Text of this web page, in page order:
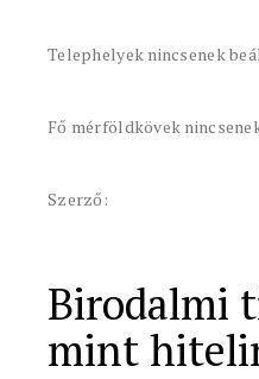
Telephelyek nincsenek
Fő mérföldkövek
Szerző:
Birodalmi
mint